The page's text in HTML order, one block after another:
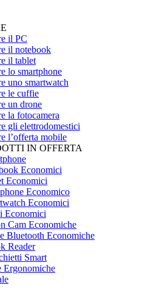
il PC
il notebook
il tablet
lo smartphone
uno smartwatch
le cuffie
un drone
la fotocamera
gli elettrodomestici
l’offerta mobile
IN OFFERTA
Economici
Economici
Economico
Economici
Economici
Cam Economiche
Bluetooth Economiche
Reader
Smart